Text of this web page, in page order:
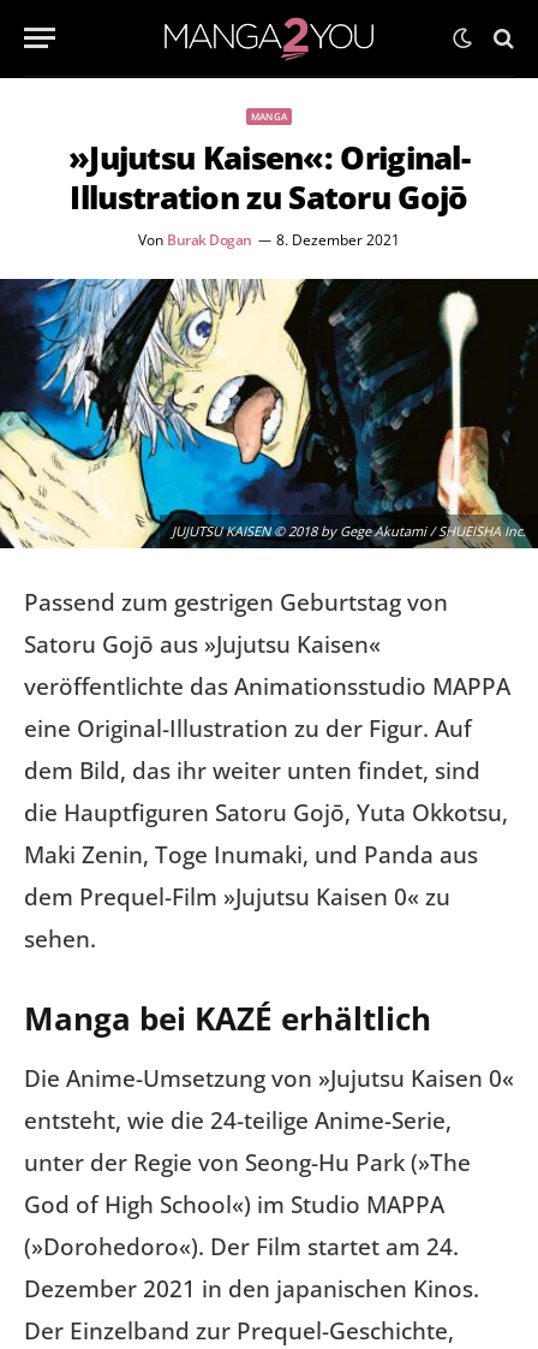
MANGA
»Jujutsu Kaisen«: Original-
Illustration zu Satoru Gojō
Von Burak Dogan 8. Dezember 2021
JUJUTSU KAISEN © 2018 by Gege Akutami / SHUEISHA Inc.
Passend zum gestrigen Geburtstag von
Satoru Gojō aus »Jujutsu Kaisen«
veröffentlichte das Animationsstudio MAPPA
eine Original-Illustration zu der Figur. Auf
dem Bild, das ihr weiter unten findet, sind
die Hauptfiguren Satoru Gojō, Yuta Okkotsu,
Maki Zenin, Toge Inumaki, und Panda aus
dem Prequel-Film »Jujutsu Kaisen 0« zu
sehen.
Manga bei KAZÉ erhältlich
Die Anime-Umsetzung von »Jujutsu Kaisen 0«
entsteht, wie die 24-teilige Anime-Serie,
unter der Regie von Seong-Hu Park (»The
God of High School«) im Studio MAPPA
(»Dorohedoro«). Der Film startet am 24.
Dezember 2021 in den japanischen Kinos.
Der Einzelband zur Prequel-Geschichte,